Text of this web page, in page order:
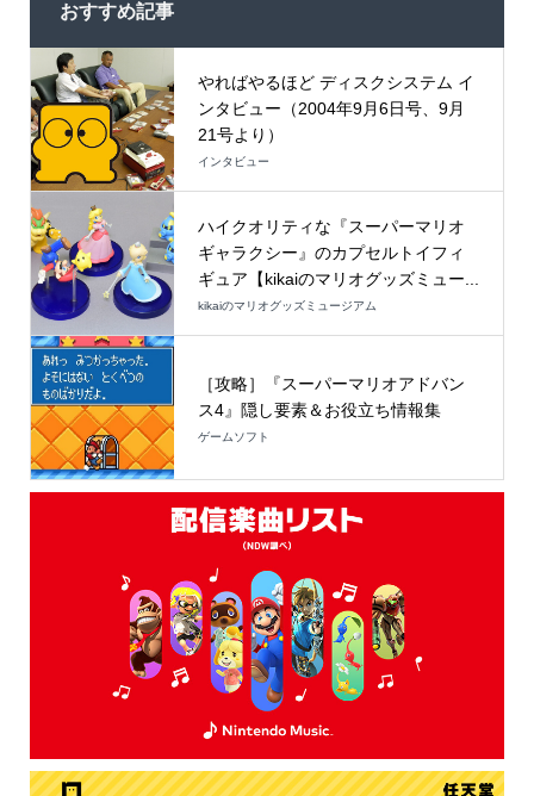
おすすめ記事
やればやるほど ディスクシステム イ
ンタビュー（2004年9月6日号、9月
21号より）
インタビュー
ハイクオリティな『スーパーマリオ
ギャラクシー』のカプセルトイフィ
ギュア【kikaiのマリオグッズミュー...
kikaiのマリオグッズミュージアム
［攻略］『スーパーマリオアドバン
ス4』隠し要素＆お役立ち情報集
ゲームソフト